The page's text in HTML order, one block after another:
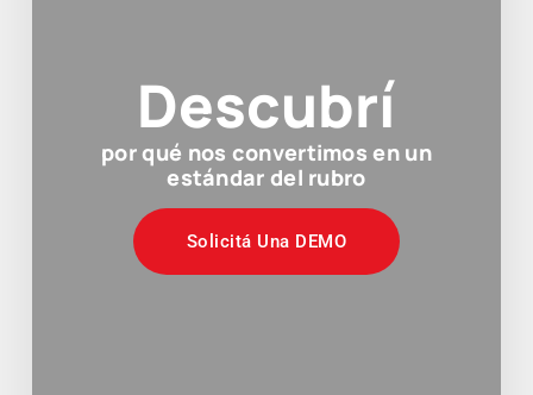
Descubrí
por qué nos convertimos en un
estándar del rubro
Solicitá Una DEMO